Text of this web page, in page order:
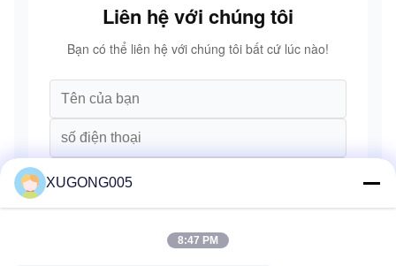
Liên hệ với chúng tôi
Bạn có thể liên hệ với chúng tôi bất cứ lúc nào!
XUGONG005
8:47 PM